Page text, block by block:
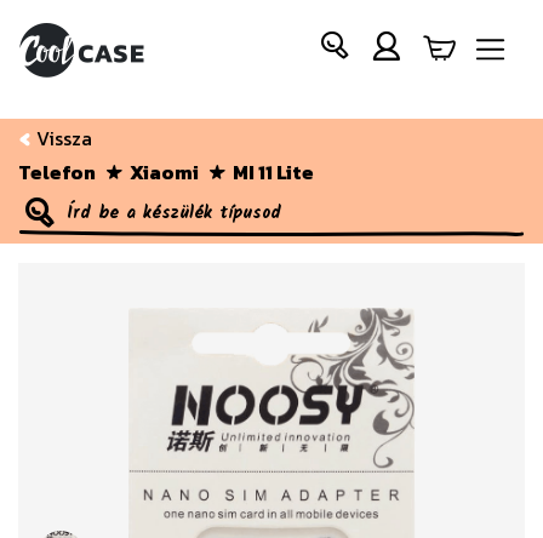
Vissza
Telefon
Xiaomi MI 11 Lite